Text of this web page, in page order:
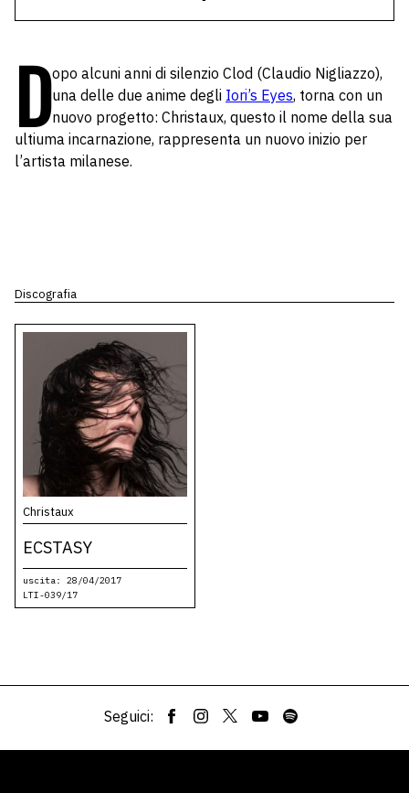
Dopo alcuni anni di silenzio Clod (Claudio Nigliazzo),
una delle due anime degli Iori’s Eyes, torna con un
nuovo progetto: Christaux, questo il nome della sua
ultiuma incarnazione, rappresenta un nuovo inizio per
l’artista milanese.
Discografia
Christaux
ECSTASY
uscita: 28/04/2017
LTI-039/17
Seguici: